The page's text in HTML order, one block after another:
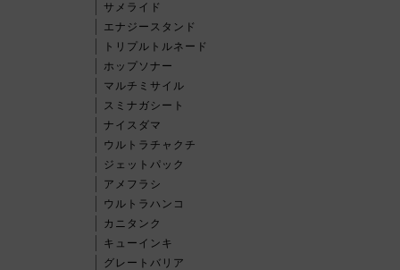
サメライド
エナジースタンド
トリプルトルネード
ホップソナー
マルチミサイル
スミナガシート
ナイスダマ
ウルトラチャクチ
ジェットパック
アメフラシ
ウルトラハンコ
カニタンク
キューインキ
グレートバリア